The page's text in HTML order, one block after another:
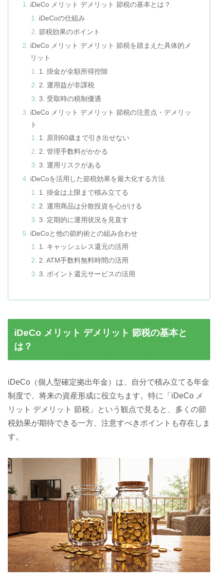
iDeCo メリット デメリット 節税の基本とは？
iDeCoの仕組み
節税効果のポイント
iDeCo メリット デメリット 節税を踏まえた具体的メ
リット
1. 掛金が全額所得控除
2. 運用益が非課税
3. 受取時の税制優遇
iDeCo メリット デメリット 節税の注意点・デメリッ
ト
1. 原則60歳まで引き出せない
2. 管理手数料がかかる
3. 運用リスクがある
iDeCoを活用した節税効果を最大化する方法
1. 掛金は上限まで積み立てる
2. 運用商品は分散投資を心がける
3. 定期的に運用状況を見直す
iDeCoと他の節約術との組み合わせ
1. キャッシュレス還元の活用
2. ATM手数料無料時間の活用
3. ポイント還元サービスの活用
iDeCo メリット デメリット 節税の基本と
は？
iDeCo（個人型確定拠出年金）は、自分で積み立てる年金
制度で、将来の資産形成に役立ちます。特に「iDeCo メ
リット デメリット 節税」という観点で見ると、多くの節
税効果が期待できる一方、注意すべきポイントも存在しま
す。